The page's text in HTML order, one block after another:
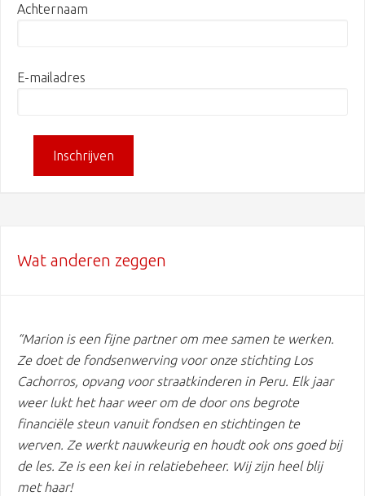
Achternaam
E-mailadres
Wat anderen zeggen
“Marion is een fijne partner om mee samen te werken.
Ze doet de fondsenwerving voor onze stichting Los
Cachorros, opvang voor straatkinderen in Peru. Elk jaar
weer lukt het haar weer om de door ons begrote
financiële steun vanuit fondsen en stichtingen te
werven. Ze werkt nauwkeurig en houdt ook ons goed bij
de les. Ze is een kei in relatiebeheer. Wij zijn heel blij
met haar!